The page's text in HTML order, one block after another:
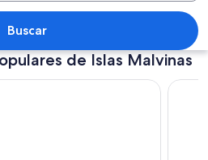
Una iglesia con una torre de reloj,
Buscar
de Islas Malvinas